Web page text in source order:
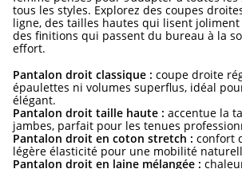
tous les styles. Explorez des coupes
ligne, des tailles hautes qui lisent
des finitions qui passent du bureau à la
effort.
Pantalon droit classique : coupe droite
épaulettes ni volumes superflus, idéal
élégant.
Pantalon droit taille haute : accentue la
jambes, parfait pour les tenues
Pantalon droit en coton stretch : confort
légère élasticité pour une mobilité
Pantalon droit en laine mélangée :